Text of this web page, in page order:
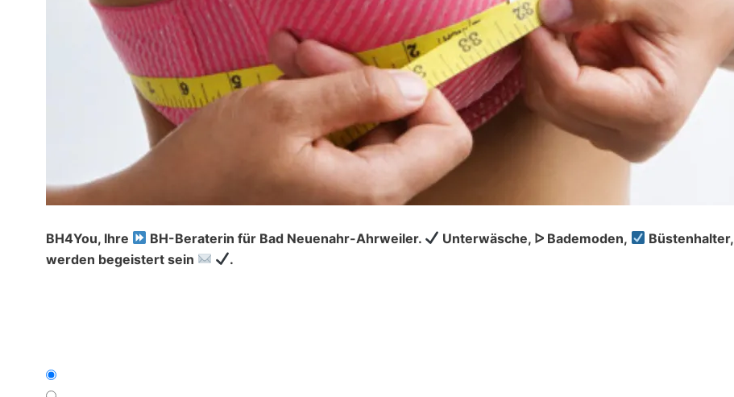
BH4You, Ihre BH-Beraterin für Bad Neuenahr-Ahrweiler. Unterwäsche, ᐅ Bademoden, Büstenhalter,
werden begeistert sein
.